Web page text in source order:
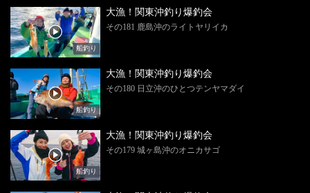
船釣り
大漁！関東沖釣り爆釣会
その181 鹿島沖のライトヤリイカ
船釣り
大漁！関東沖釣り爆釣会
その180 日立沖のひとつテンヤマダイ
船釣り
大漁！関東沖釣り爆釣会
その179 城ヶ島沖のオニカサゴ